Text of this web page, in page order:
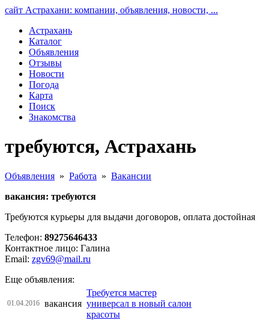
сайт Астрахани: компании, объявления, новости, ...
Астрахань
Каталог
Объявления
Отзывы
Новости
Погода
Карта
Поиск
Знакомства
требуются, Астрахань
Объявления » Работа » Вакансии
вакансия: требуются
Требуются курьеры для выдачи договоров, оплата достойная
Телефон: 89275646433
Контактное лицо: Галина
Email: zgv69@mail.ru
Еще объявления:
01.04.2016 вакансия
Требуется мастер
универсал в новый салон
красоты